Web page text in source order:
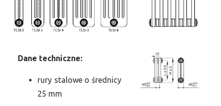
Dane techniczne:
rury stalowe o średnicy
25 mm